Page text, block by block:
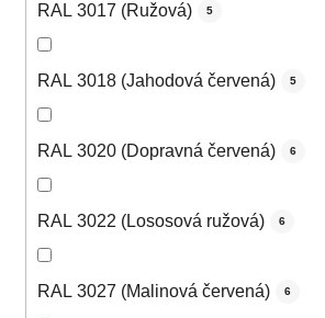
RAL 3017 (Ružová) 5
RAL 3018 (Jahodová červená) 5
RAL 3020 (Dopravná červená) 6
RAL 3022 (Lososová ružová) 6
RAL 3027 (Malinová červená) 6